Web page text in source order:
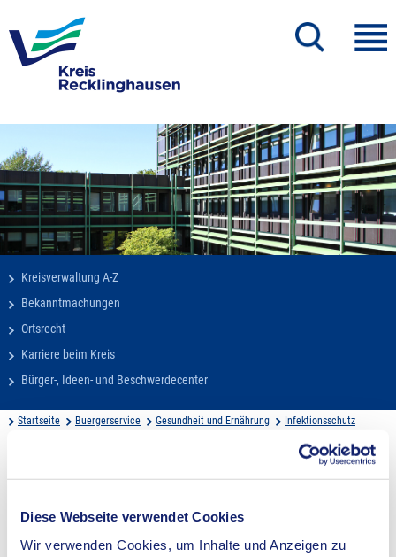
Diese Webseite verwendet Cookies
Wir verwenden Cookies, um Inhalte und Anzeigen zu
Kreisverwaltung A-Z
Bekanntmachungen
Ortsrecht
Karriere beim Kreis
Bürger-, Ideen- und Beschwerdecenter
Startseite Buergerservice Gesundheit und Ernährung
Infektionsschutz
Infektionsschutz und Ortshygiene - Berufliche
Tätigkeit mit Lebensmitteln - Belehrungen nach